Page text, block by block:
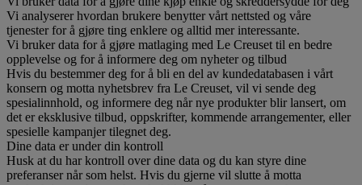
Vi analyserer hvordan brukere benytter vårt nettsted og våre
tjenester for å gjøre ting enklere og alltid mer interessante.
Vi bruker data for å gjøre matlaging med Le Creuset til en bedre
opplevelse og for å informere deg om nyheter og tilbud
Hvis du bestemmer deg for å bli en del av kundedatabasen i vårt
konsern og motta nyhetsbrev fra Le Creuset, vil vi sende deg
spesialinnhold, og informere deg når nye produkter blir lansert, om
det er eksklusive tilbud, oppskrifter, kommende arrangementer, eller
spesielle kampanjer tilegnet deg.
Dine data er under din kontroll
Husk at du har kontroll over dine data og du kan styre dine
preferanser når som helst. Hvis du gjerne vil slutte å motta